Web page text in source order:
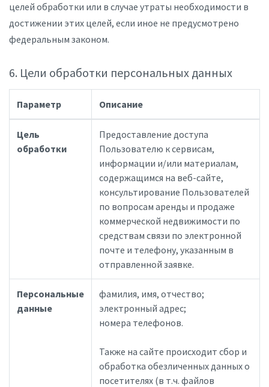
целей обработки или в случае утраты необходимости в
достижении этих целей, если иное не предусмотрено
федеральным законом.
6. Цели обработки персональных данных
Параметр Описание
Цель
обработки
Предоставление доступа
Пользователю к сервисам,
информации и/или материалам,
содержащимся на веб-сайте,
консультирование Пользователей
по вопросам аренды и продаже
коммерческой недвижимости по
средствам связи по электронной
почте и телефону, указанным в
отправленной заявке.
Персональные
данные
фамилия, имя, отчество;
электронный адрес;
номера телефонов.
Также на сайте происходит сбор и
обработка обезличенных данных о
посетителях (в т.ч. файлов